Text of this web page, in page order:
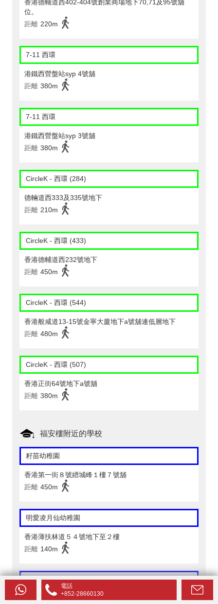
香港德輔道西402-404號創業商場地下70,71及95號舖
位。
距離 220m
7-11 西環
港鐵西營盤站syp 4號舖
距離 380m
7-11 西環
港鐵西營盤站syp 3號舖
距離 380m
CircleK - 西環 (284)
德輛道西333及335號地下
距離 210m
CircleK - 西環 (433)
香港德輔道西232號地下
距離 450m
CircleK - 西環 (544)
香港般咸道13-15號金寧大廈地下a號舖連低層地下
距離 480m
CircleK - 西環 (507)
香港正街64號地下a號舖
距離 380m
福安樓附近的學校
籽苗幼稚園
香港第一街８號縉城峰１樓７號舖
距離 450m
明愛凌月仙幼稚園
香港薄扶林道５４號地下至２樓
距離 140m
楓薈幼稚園
香港干諾道西１８５號至１８５Ｂ德輔道西３５１至３
電話
+852-28660130